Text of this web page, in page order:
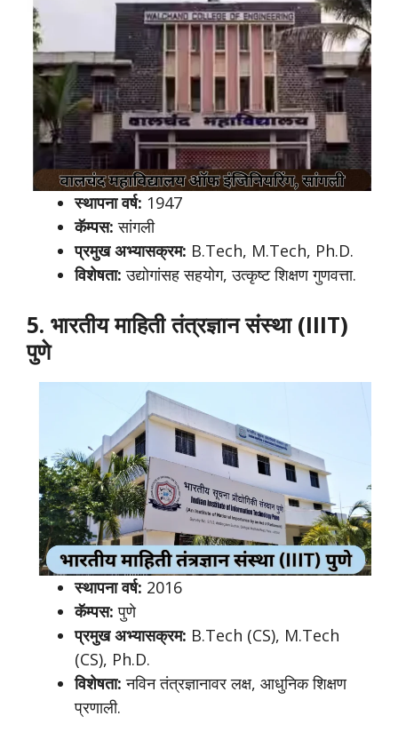
स्थापना वर्ष: 1947
कॅम्पस: सांगली
प्रमुख अभ्यासक्रम: B.Tech, M.Tech, Ph.D.
विशेषता: उद्योगांसह सहयोग, उत्कृष्ट शिक्षण गुणवत्ता.
5. भारतीय माहिती तंत्रज्ञान संस्था (IIIT)
पुणे
स्थापना वर्ष: 2016
कॅम्पस: पुणे
प्रमुख अभ्यासक्रम: B.Tech (CS), M.Tech
(CS), Ph.D.
विशेषता: नविन तंत्रज्ञानावर लक्ष, आधुनिक शिक्षण
प्रणाली.